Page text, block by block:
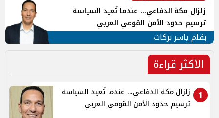
زلزال مكة الدفاعي... عندما تُعيد السياسة
ترسيم حدود الأمن القومي العربي
بقلم ياسر بركات
الأكثر قراءة
1
زلزال مكة الدفاعي... عندما تُعيد السياسة
ترسيم حدود الأمن القومي العربي